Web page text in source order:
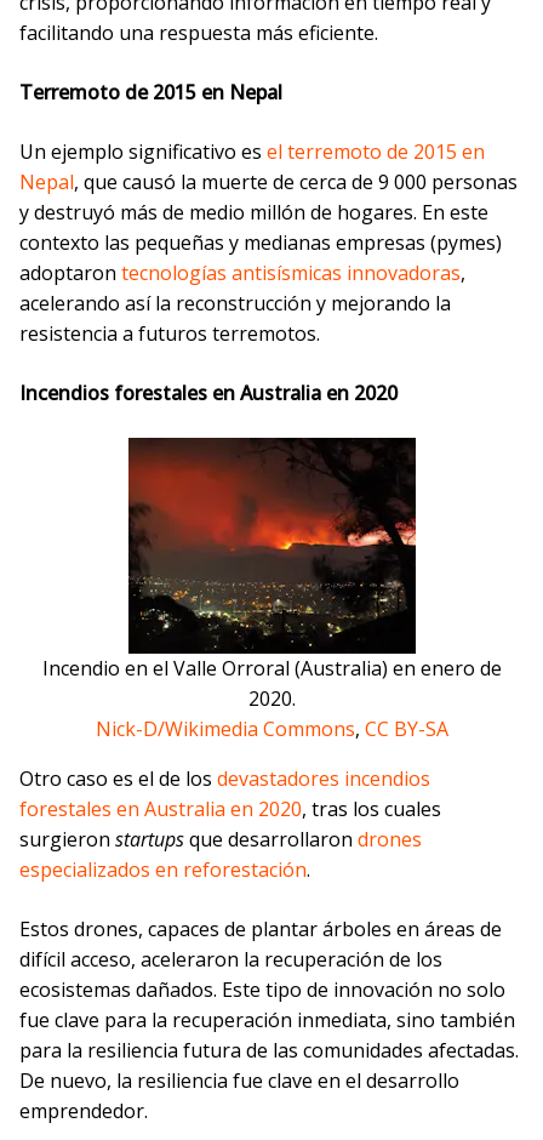
facilitando una respuesta más eficiente.
Terremoto de 2015 en Nepal
Un ejemplo significativo es el terremoto de 2015 en
Nepal, que causó la muerte de cerca de 9 000 personas
y destruyó más de medio millón de hogares. En este
contexto las pequeñas y medianas empresas (pymes)
adoptaron tecnologías antisísmicas innovadoras,
acelerando así la reconstrucción y mejorando la
resistencia a futuros terremotos.
Incendios forestales en Australia en 2020
Incendio en el Valle Orroral (Australia) en enero de
2020.
Nick-D/Wikimedia Commons, CC BY-SA
Otro caso es el de los devastadores incendios
forestales en Australia en 2020, tras los cuales
surgieron startupsque desarrollaron drones
especializados en reforestación.
Estos drones, capaces de plantar árboles en áreas de
difícil acceso, aceleraron la recuperación de los
ecosistemas dañados. Este tipo de innovación no solo
fue clave para la recuperación inmediata, sino también
para la resiliencia futura de las comunidades afectadas.
De nuevo, la resiliencia fue clave en el desarrollo
emprendedor.